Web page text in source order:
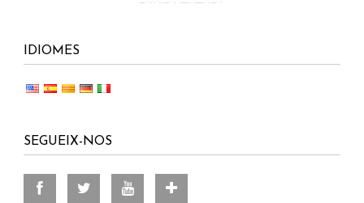
IDIOMES
SEGUEIX-NOS